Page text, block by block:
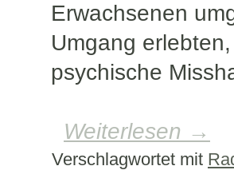
Erwachsenen
Umgang
psychische
Weiterlesen →
Verschlagwortet mit